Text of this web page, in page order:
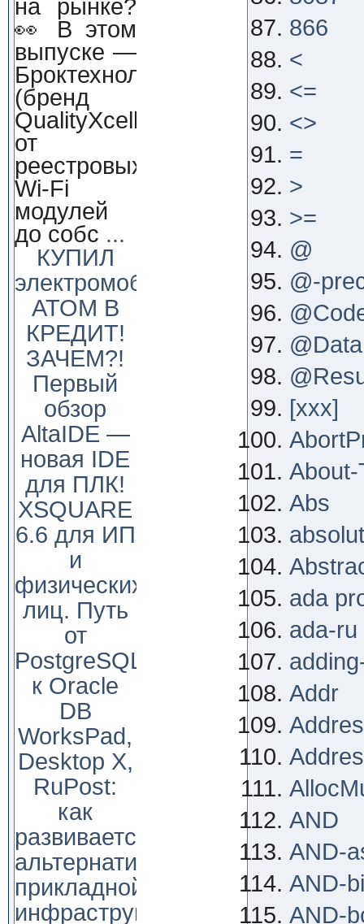
на рынке?
👀 В этом
выпуске —
Броктехнолоджи
(бренд
QualityXcellence):
от
реестровых
Wi-Fi
модулей
до собс ...
КУПИЛ
электромобиль
АТОМ В
КРЕДИТ!
ЗАЧЕМ?!
Первый
обзор
AltaIDE —
новая IDE
для ПЛК!
XSQUARE
6.6 для ИП
и
физических
лиц. Путь
от
PostgreSQL
к Oracle
DB
WorksPad,
Desktop X,
RuPost:
как
развивается
альтернатива
прикладной
инфраструктуре
866
<
<=
<>
=
>
>=
@
@-
@Data
[xxx]
Abs
ada
ada-ru
Addr
AND
AND-
AND-
AND-